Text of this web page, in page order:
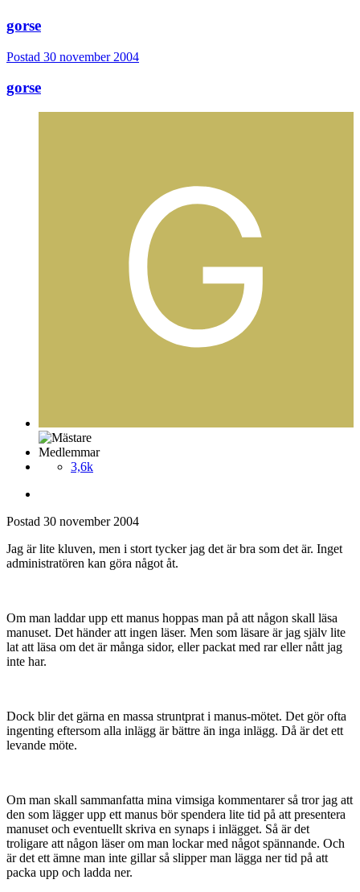
gorse
Postad 30 november 2004
gorse
Medlemmar
3,6k
Postad 30 november 2004
Jag är lite kluven, men i stort tycker jag det är bra som det är. Inget
administratören kan göra något åt.
Om man laddar upp ett manus hoppas man på att någon skall läsa
manuset. Det händer att ingen läser. Men som läsare är jag själv lite
lat att läsa om det är många sidor, eller packat med rar eller nått jag
inte har.
Dock blir det gärna en massa struntprat i manus-mötet. Det gör ofta
ingenting eftersom alla inlägg är bättre än inga inlägg. Då är det ett
levande möte.
Om man skall sammanfatta mina vimsiga kommentarer så tror jag att
den som lägger upp ett manus bör spendera lite tid på att presentera
manuset och eventuellt skriva en synaps i inlägget. Så är det
troligare att någon läser om man lockar med något spännande. Och
är det ett ämne man inte gillar så slipper man lägga ner tid på att
packa upp och ladda ner.